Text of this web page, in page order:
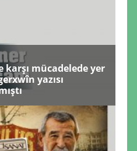
karşı mücadelede yer
yazısı